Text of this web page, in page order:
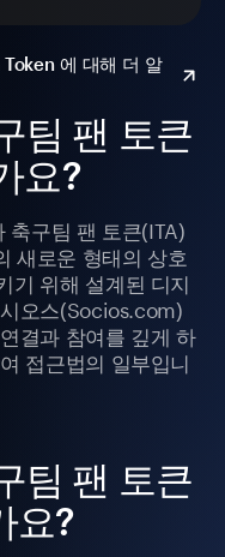
팀 팬 토큰
요?
축구팀 팬 토큰(ITA)
새로운 형태의 상호
기 위해 설계된 디지
오스(Socios.com)
결과 참여를 깊게 하
접근법의 일부입니
팀 팬 토큰
요?
에 대해 더 알